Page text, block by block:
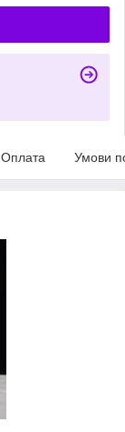
Оплата Умови